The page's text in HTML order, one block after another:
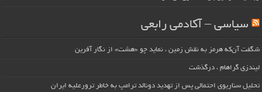
سیاسی – آکادمی رابعی
شگفت آن‌که هرمز به نقش زمین ، نماید چو «هشت» از نگار آفرین
لیندزی گراهام ، درگذشت
تحلیل سناریوی احتمالی پس از تهدید دونالد ترامپ به خاطر ترورعلیه ایران